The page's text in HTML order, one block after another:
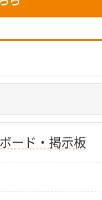
ード・掲示板